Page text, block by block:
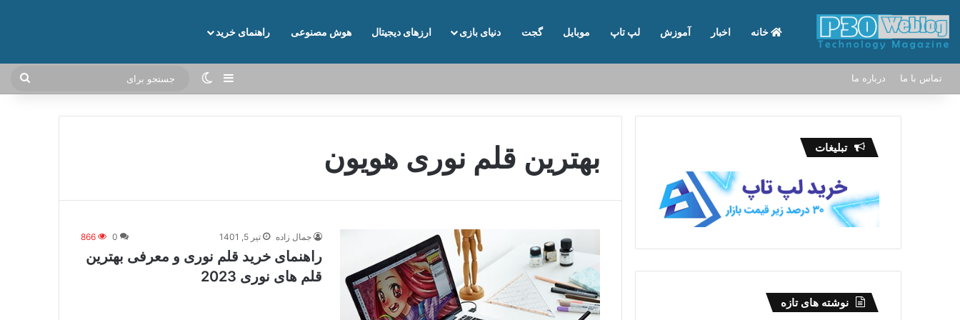
خانه اخبار آموزش لپ تاپ موبایل گجت دنیای بازی ارزهای دیجیتال هوش مصنوعی راهنمای خرید
تماس با ما درباره ما نوارکناریتغییر پوسته
بهترین قلم نوری هویون
جمال زاده تیر 5, 1401 0
866
راهنمای خرید قلم نوری و معرفی بهترین
قلم های نوری 2023
تبلیغات
نوشته های تازه